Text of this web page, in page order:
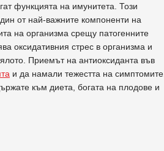
функцията на имунитета. Този
от най-важните компоненти на
на организма срещу патогенните
оксидативния стрес в организма и
Приемът на антиоксиданта във
и да намали тежестта на симптомите.
към диета, богата на плодове и